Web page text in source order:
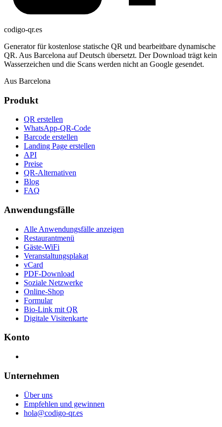
codigo-qr.es
Generator für kostenlose statische QR und bearbeitbare dynamische
QR. Aus Barcelona auf Deutsch übersetzt. Der Download trägt kein
Wasserzeichen und die Scans werden nicht an Google gesendet.
Aus Barcelona
Produkt
QR erstellen
WhatsApp-QR-Code
Barcode erstellen
Landing Page erstellen
API
Preise
QR-Alternativen
Blog
FAQ
Anwendungsfälle
Alle Anwendungsfälle anzeigen
Restaurantmenü
Gäste-WiFi
Veranstaltungsplakat
vCard
PDF-Download
Soziale Netzwerke
Online-Shop
Formular
Bio-Link mit QR
Digitale Visitenkarte
Konto
Unternehmen
Über uns
Empfehlen und gewinnen
hola@codigo-qr.es